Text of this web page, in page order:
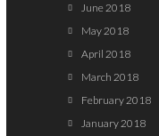
June 2018
May 2018
April 2018
March 2018
February 2018
January 2018